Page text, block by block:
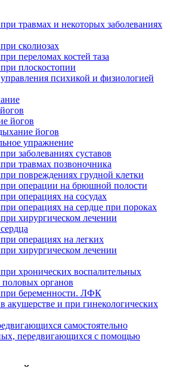
травмах и некоторых заболеваниях
сколиозах
переломах костей таза
плоскостопии
психикой и физиологией
йогов
йогов
упражнение
заболеваниях суставов
травмах позвоночника
повреждениях грудной клетки
при операции на брюшной полости
операциях на сосудах
операциях на сердце при пороках
хирургическом лечении
операциях на легких
хирургическом лечении
хронических воспалительных
половых органов
при беременности. ЛФК
акушерстве и при гинекологических
самостоятельно
передвигающихся с помощью